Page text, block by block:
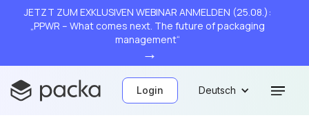
JETZT ZUM EXKLUSIVEN WEBINAR ANMELDEN (25.08.):
„PPWR – What comes next. The future of packaging
management“
→
Login Deutsch